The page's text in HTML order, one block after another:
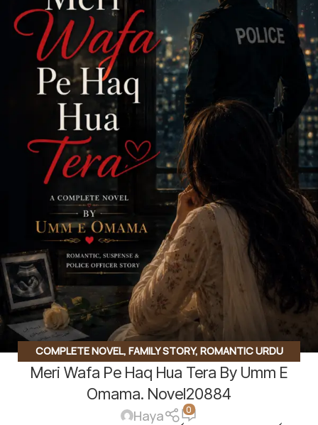
COMPLETE NOVEL, FAMILY STORY, ROMANTIC URDU
NOVEL ,SOCIAL ENGINEERING
Meri Wafa Pe Haq Hua Tera By Umm E
Omama. Novel20884
Haya 0